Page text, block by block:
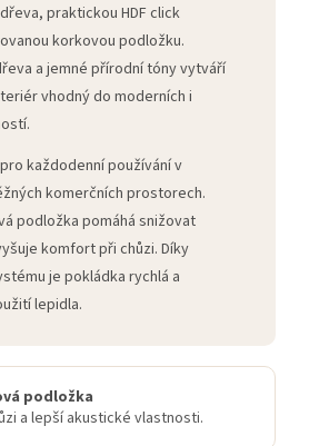
praktickou HDF click
korkovou podložku.
a jemné přírodní tóny vytváří
vhodný do moderních i
každodenní používání v
komerčních prostorech.
podložka pomáhá snižovat
komfort při chůzi. Díky
je pokládka rychlá a
lepidla.
podložka
a lepší akustické vlastnosti.